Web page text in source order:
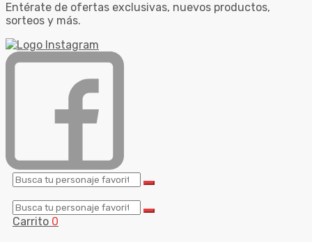
Entérate de ofertas exclusivas, nuevos productos,
sorteos y más.
Carrito 0